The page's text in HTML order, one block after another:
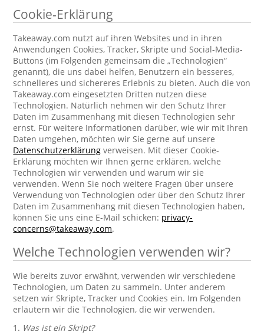
Cookie-Erklärung
Takeaway.com nutzt auf ihren Websites und in ihren
Anwendungen Cookies, Tracker, Skripte und Social-Media-
Buttons (im Folgenden gemeinsam die „Technologien“
genannt), die uns dabei helfen, Benutzern ein besseres,
schnelleres und sichereres Erlebnis zu bieten. Auch die von
Takeaway.com eingesetzten Dritten nutzen diese
Technologien. Natürlich nehmen wir den Schutz Ihrer
Daten im Zusammenhang mit diesen Technologien sehr
ernst. Für weitere Informationen darüber, wie wir mit Ihren
Daten umgehen, möchten wir Sie gerne auf unsere
Datenschutzerklärung verweisen. Mit dieser Cookie-
Erklärung möchten wir Ihnen gerne erklären, welche
Technologien wir verwenden und warum wir sie
verwenden. Wenn Sie noch weitere Fragen über unsere
Verwendung von Technologien oder über den Schutz Ihrer
Daten im Zusammenhang mit diesen Technologien haben,
können Sie uns eine E-Mail schicken: privacy-
concerns@takeaway.com.
Welche Technologien verwenden wir?
Wie bereits zuvor erwähnt, verwenden wir verschiedene
Technologien, um Daten zu sammeln. Unter anderem
setzen wir Skripte, Tracker und Cookies ein. Im Folgenden
erläutern wir die Technologien, die wir verwenden.
1. Was ist ein Skript?